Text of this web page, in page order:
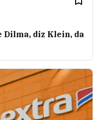
diz Klein, da